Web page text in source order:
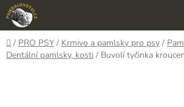
Přejít
na
obsah
Domů
/ PRO PSY / Krmivo a pamlsky pro psy /
Dentální pamlsky, kosti / Buvolí tyčinka